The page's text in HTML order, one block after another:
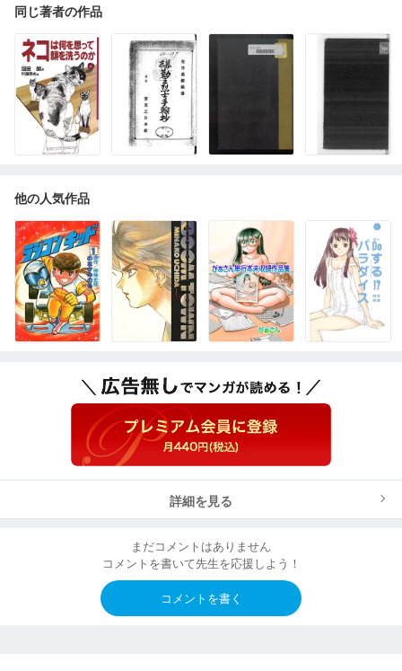
同じ著者の作品
他の人気作品
詳細を見る
まだコメントはありません
コメントを書いて先生を応援しよう！
コメントを書く